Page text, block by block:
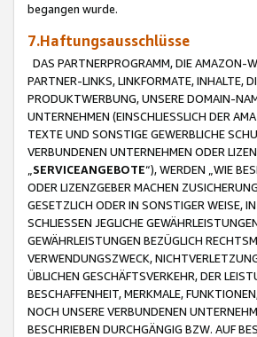
begangen wurde.
7.Haftungsausschlüsse
DAS PARTNERPROGRAMM, DIE AMAZON-
PARTNER-LINKS, LINKFORMATE, INHALTE,
PRODUKTWERBUNG, UNSERE DOMAIN-
UNTERNEHMEN (EINSCHLIESSLICH DER
TEXTE UND SONSTIGE GEWERBLICHE
VERBUNDENEN UNTERNEHMEN ODER
SERVICEANGEBOTE“), WERDEN „WIE
ODER LIZENZGEBER MACHEN
GESETZLICH ODER IN SONSTIGER WEISE,
SCHLIESSEN JEGLICHE
GEWÄHRLEISTUNGEN BEZÜGLICH
VERWENDUNGSZWECK,
ÜBLICHEN GESCHÄFTSVERKEHR, DER
BESCHAFFENHEIT, MERKMALE,
NOCH UNSERE VERBUNDENEN
BESCHRIEBEN DURCHGÄNGIG BZW. AUF